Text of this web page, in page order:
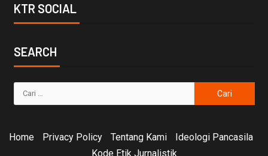
KTR SOCIAL
SEARCH
Home Privacy Policy Tentang Kami
Ideologi Pancasila
Kode Etik Jurnalistik